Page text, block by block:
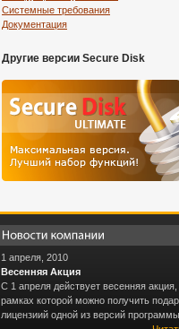
Системные требования
Документация
Другие версии Secure Disk
1 апреля, 2010
Весенняя Акция
С 1 апреля действует весенняя акция,
рамках которой можно получить
лицензиий одной из версий